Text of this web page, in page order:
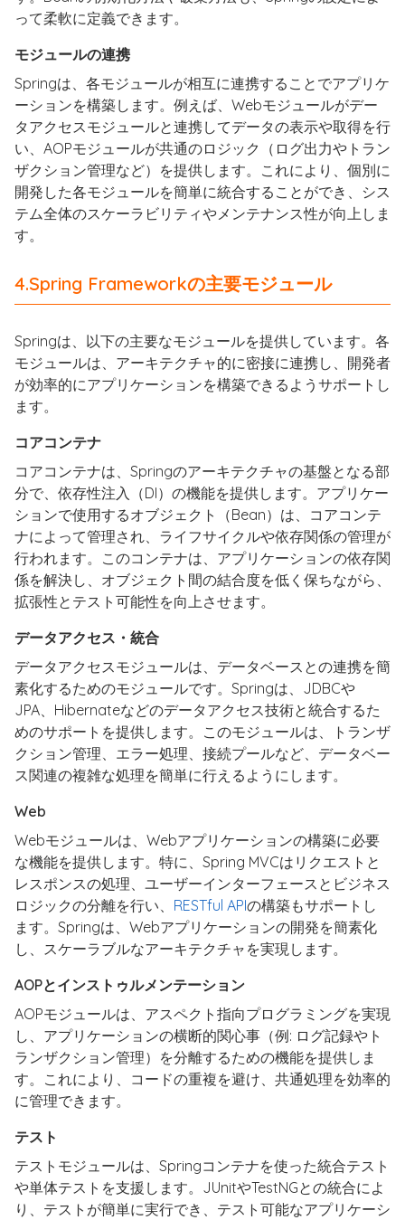
って柔軟に定義できます。
モジュールの連携
Springは、各モジュールが相互に連携することでアプリケ
ーションを構築します。例えば、Webモジュールがデー
タアクセスモジュールと連携してデータの表示や取得を行
い、AOPモジュールが共通のロジック（ログ出力やトラン
ザクション管理など）を提供します。これにより、個別に
開発した各モジュールを簡単に統合することができ、シス
テム全体のスケーラビリティやメンテナンス性が向上しま
す。
4.Spring Frameworkの主要モジュール
Springは、以下の主要なモジュールを提供しています。各
モジュールは、アーキテクチャ的に密接に連携し、開発者
が効率的にアプリケーションを構築できるようサポートし
ます。
コアコンテナ
コアコンテナは、Springのアーキテクチャの基盤となる部
分で、依存性注入（DI）の機能を提供します。アプリケー
ションで使用するオブジェクト（Bean）は、コアコンテ
ナによって管理され、ライフサイクルや依存関係の管理が
行われます。このコンテナは、アプリケーションの依存関
係を解決し、オブジェクト間の結合度を低く保ちながら、
拡張性とテスト可能性を向上させます。
データアクセス・統合
データアクセスモジュールは、データベースとの連携を簡
素化するためのモジュールです。Springは、JDBCや
JPA、Hibernateなどのデータアクセス技術と統合するた
めのサポートを提供します。このモジュールは、トランザ
クション管理、エラー処理、接続プールなど、データベー
ス関連の複雑な処理を簡単に行えるようにします。
Web
Webモジュールは、Webアプリケーションの構築に必要
な機能を提供します。特に、Spring MVCはリクエストと
レスポンスの処理、ユーザーインターフェースとビジネス
ロジックの分離を行い、 RESTful APIの構築もサポートし
ます。Springは、Webアプリケーションの開発を簡素化
し、スケーラブルなアーキテクチャを実現します。
AOPとインストゥルメンテーション
AOPモジュールは、アスペクト指向プログラミングを実現
し、アプリケーションの横断的関心事（例: ログ記録やト
ランザクション管理）を分離するための機能を提供しま
す。これにより、コードの重複を避け、共通処理を効率的
に管理できます。
テスト
テストモジュールは、Springコンテナを使った統合テスト
や単体テストを支援します。JUnitやTestNGとの統合によ
り、テストが簡単に実行でき、テスト可能なアプリケーシ